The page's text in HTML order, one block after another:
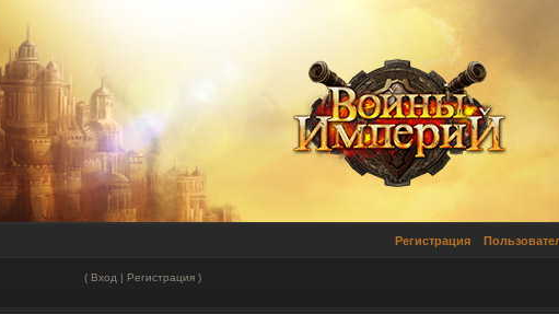
Регистрация
( Вход | Регистрация)